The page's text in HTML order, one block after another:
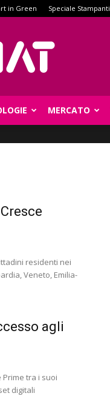
in Green Speciale Stampanti
MERCATO
residenti nei
Veneto, Emilia-
agli
tra i suoi
digitali